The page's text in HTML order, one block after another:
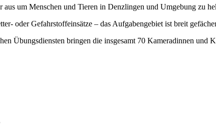
um Menschen und Tieren in Denzlingen und Umgebung zu
oder Gefahrstoffeinsätze – das Aufgabengebiet ist breit
Übungsdiensten bringen die insgesamt 70 Kameradinnen und